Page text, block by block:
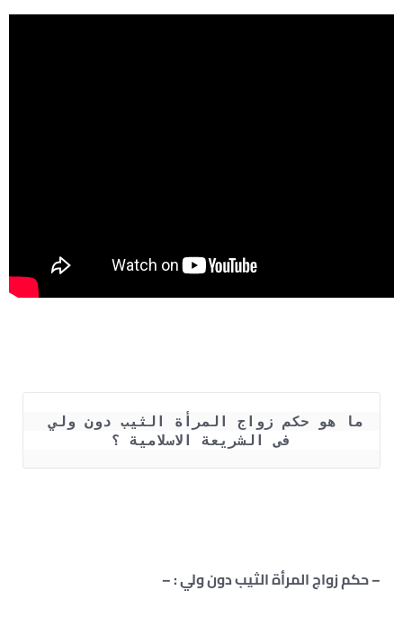
ما هو حكم زواج المرأة الثيب دون ولي
فى الشريعة الاسلامية ؟
– حكم زواج المرأة الثيب دون ولي : –